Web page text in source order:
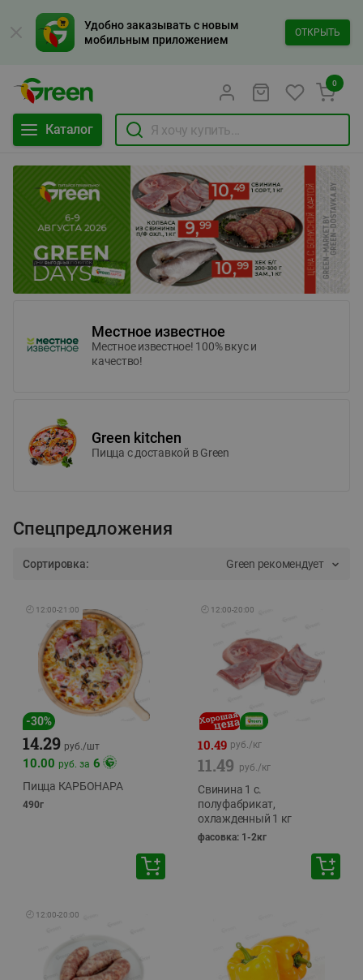
Удобно заказывать с новым
мобильным приложением
ОТКРЫТЬ
Каталог
0
Местное известное
Местное известное! 100% вкус и
качество!
Green kitchen
Пицца c доставкой в Green
Спецпредложения
Сортировка: Green рекомендует
🕘 12:00-21:00
-30%
14.29 руб./шт
10.00 руб. за 6
Пицца КАРБОНАРА
490г
🕘 12:00-20:00
10.49 руб./кг
11.49 руб./кг
Свинина 1 с.
полуфабрикат,
охлажденный 1 кг
фасовка: 1-2кг
🕘 12:00-20:00